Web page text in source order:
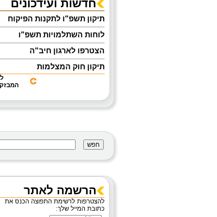
חדשות ועידכונים
תיקון תשפ"ו לתקנות הפיקוח
לוחות השתלמויות תשפ"ו
הצטרפו לארגון חיב"ה
תיקון חוק המצלמות
אוגדן הנחיות להפעלת מעון
מניעת נפילות בעת טיפול
והחתלה
הרשמה לאתר
להצטרפות לרשימת התפוצה הכנס את
כתובת המייל שלך: